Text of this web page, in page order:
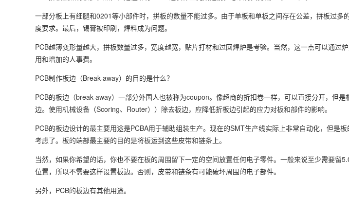
一部分板上有细腿和0201等小部件时，拼板的数量不能过多。由于单板和单板之间存在公差，拼板过多
度要求。最后，锡膏被印刷，焊料成为问题。
PCB越薄变形量越大，拼板数量过多，宽度越宽，贴片打材和过回焊炉是考验。当然，这一点可以通过
用和增加的人事费。
PCB制作板边（Break-away）的目的是什么？
PCB的板边（break-away）一部分外国人也被称为coupon。像超商的折扣卷一样，可以直接分开，但
边。使用机械设备（Scoring、Router））除去板边，应降低折板边引起的应力对板和部件的影响。
PCB的板边设计的最主要用途是PCBA用于辅助组装生产。现在的SMT生产线实际上非常自动化，但是
考虑了。板的端部最主要的目的是将板运到这些皮带和链条上。
当然，如果你希望的话，你也不要在板的周围留下一定的空间放置任何电子零件。一般来说至少需要留
位置，所以不需要这样设置板边。否则，皮带和链条有可能破坏周围的电子部件。
另外，PCB的板边有其他用途。